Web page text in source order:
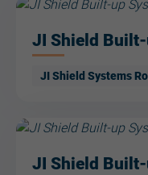
JI Shield
JI Shield Systems
JI Shield